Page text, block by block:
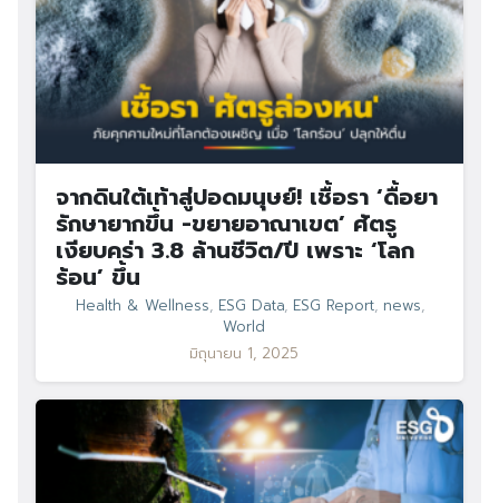
จากดินใต้เท้าสู่ปอดมนุษย์! เชื้อรา ‘ดื้อยา
รักษายากขึ้น -ขยายอาณาเขต’ ศัตรู
เงียบคร่า 3.8 ล้านชีวิต/ปี เพราะ ‘โลก
ร้อน’ ขึ้น
Health & Wellness, ESG Data, ESG Report, news,
World
มิถุนายน 1, 2025